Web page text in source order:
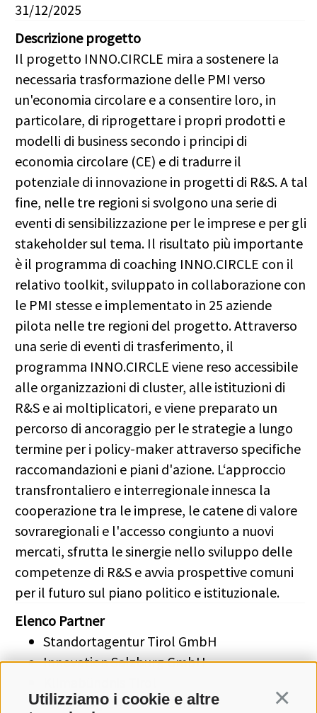
Utilizziamo i cookie e altre
31/12/2025
Descrizione progetto
Il progetto INNO.CIRCLE mira a sostenere la
necessaria trasformazione delle PMI verso
un'economia circolare e a consentire loro, in
particolare, di riprogettare i propri prodotti e
modelli di business secondo i principi di
economia circolare (CE) e di tradurre il
potenziale di innovazione in progetti di R&S. A tal
fine, nelle tre regioni si svolgono una serie di
eventi di sensibilizzazione per le imprese e per gli
stakeholder sul tema. Il risultato più importante
è il programma di coaching INNO.CIRCLE con il
relativo toolkit, sviluppato in collaborazione con
le PMI stesse e implementato in 25 aziende
pilota nelle tre regioni del progetto. Attraverso
una serie di eventi di trasferimento, il
programma INNO.CIRCLE viene reso accessibile
alle organizzazioni di cluster, alle istituzioni di
R&S e ai moltiplicatori, e viene preparato un
percorso di ancoraggio per le strategie a lungo
termine per i policy-maker attraverso specifiche
raccomandazioni e piani d'azione. L‘approccio
transfrontaliero e interregionale innesca la
cooperazione tra le imprese, le catene di valore
sovraregionali e l'accesso congiunto a nuovi
mercati, sfrutta le sinergie nello sviluppo delle
competenze di R&S e avvia prospettive comuni
per il futuro sul piano politico e istituzionale.
Elenco Partner
Standortagentur Tirol GmbH
Innovation Salzburg GmbH
Energieagentur Tirol GmbH